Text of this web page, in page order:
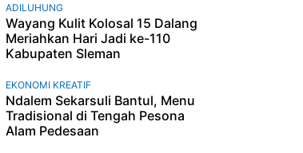
ADILUHUNG
Wayang Kulit Kolosal 15 Dalang
Meriahkan Hari Jadi ke-110
Kabupaten Sleman
EKONOMI KREATIF
Ndalem Sekarsuli Bantul, Menu
Tradisional di Tengah Pesona
Alam Pedesaan